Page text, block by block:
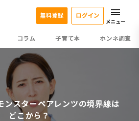
コラム 子育て本 ホンネ調査
無料登録 ログイン
メニュー
ンスターペアレンツの境界線は
どこから？